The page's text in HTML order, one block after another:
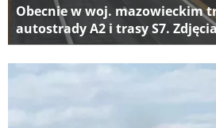
Obecnie w woj. mazowieckim
autostrady A2 i trasy S7.